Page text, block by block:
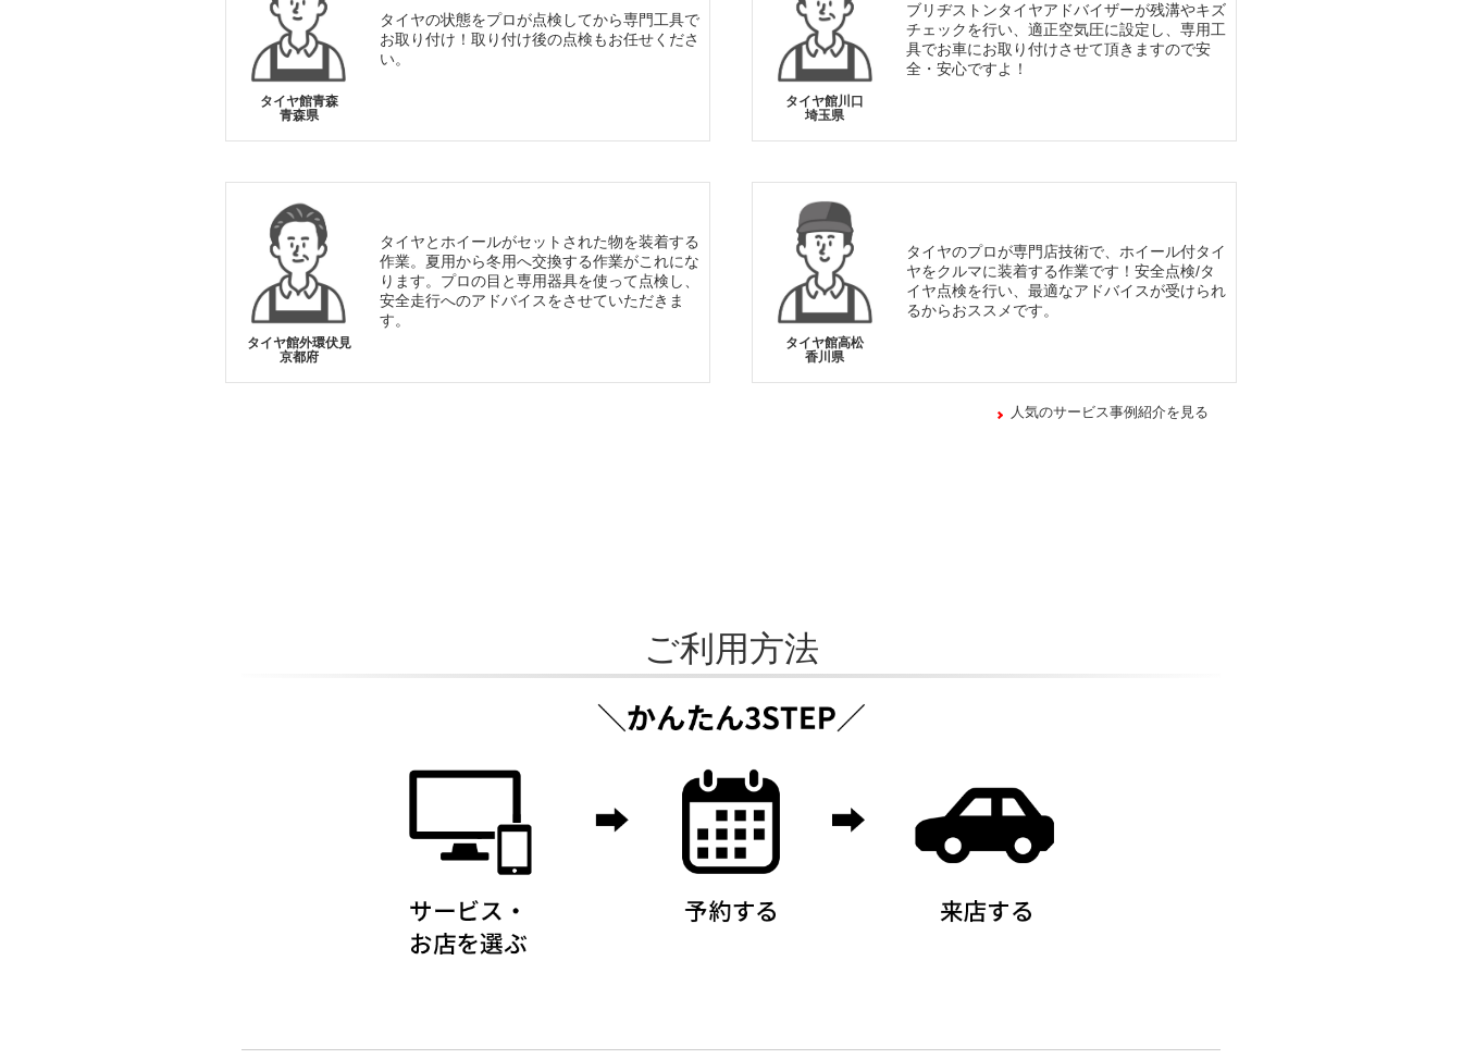
タイヤ館青森
青森県
タイヤの状態をプロが点検してから専門工具で
お取り付け！取り付け後の点検もお任せくださ
い。
タイヤ館川口
埼玉県
ブリヂストンタイヤアドバイザーが残溝やキズ
チェックを行い、適正空気圧に設定し、専用工
具でお車にお取り付けさせて頂きますので安
全・安心ですよ！
タイヤ館外環伏見
京都府
タイヤとホイールがセットされた物を装着する
作業。夏用から冬用へ交換する作業がこれにな
ります。プロの目と専用器具を使って点検し、
安全走行へのアドバイスをさせていただきま
す。
タイヤ館高松
香川県
タイヤのプロが専門店技術で、ホイール付タイ
ヤをクルマに装着する作業です！安全点検/タ
イヤ点検を行い、最適なアドバイスが受けられ
るからおススメです。
人気のサービス事例紹介を見る
ご利用方法